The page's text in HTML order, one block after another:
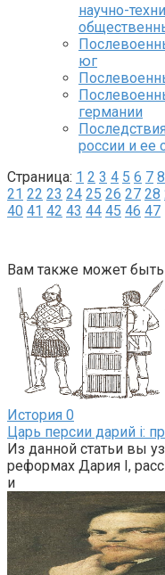
научно-
юг
германии
россии и ее
Страница: 1 2 3 4 5 6 7 8
21 22 23 24 25 26 27 28
40 41 42 43 44 45 46 47
Вам также может быть
История 0
Царь персии дарий i:
Из данной статьи вы
реформах Дария I,
и